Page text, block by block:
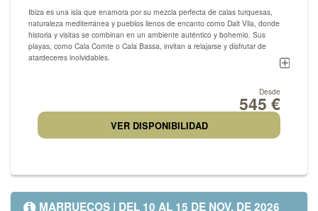
Ibiza es una isla que enamora por su mezcla perfecta de calas turquesas,
naturaleza mediterránea y pueblos llenos de encanto como Dalt Vila, donde
historia y visitas se combinan en un ambiente auténtico y bohemio. Sus
playas, como Cala Comte o Cala Bassa, invitan a relajarse y disfrutar de
atardeceres inolvidables.
variada, beach clubs y una vida nocturna única. Un destino completo donde
cada viajero encuentra su propio ritmo y vive experiencias memorables.
Desde
545 €
VER DISPONIBILIDAD
MARRUECOS | DEL 10 AL 15 DE NOV. DE 2026